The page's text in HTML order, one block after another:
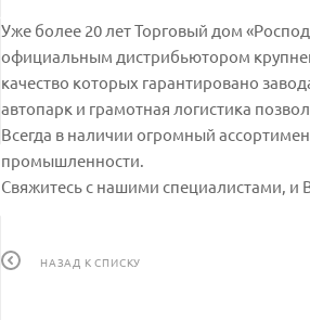
Уже более 20 лет Торговый дом
официальным дистрибьютором
качество которых гарантировано
автопарк и грамотная логистика
Всегда в наличии огромный
промышленности.
Свяжитесь с нашими специалистами,
НАЗАД К СПИСКУ